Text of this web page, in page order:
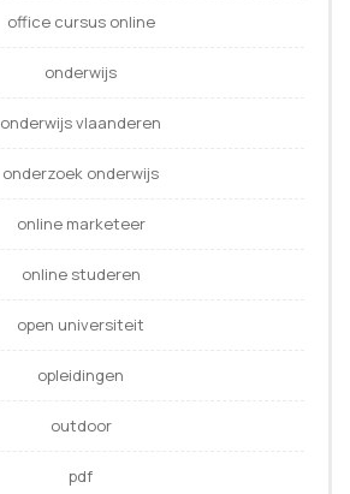
office cursus online
onderwijs
onderwijs vlaanderen
onderzoek onderwijs
online marketeer
online studeren
open universiteit
opleidingen
outdoor
pdf